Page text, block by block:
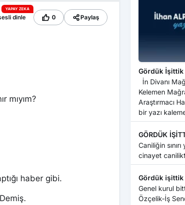
YAPAY ZEKA
dinle 0 Paylaş
mıyım?
haber gibi.
Gördük
Kelemen
Araştırmacı
bir yazı kaleme aldı. Biz Bilgilendik.
da konuya
GÖRDÜK
2026
Caniliğin sınırı yok Lamı cimi yok.
Gördük
Genel kurul bitti ama? İşverenin
Özçelik-İş